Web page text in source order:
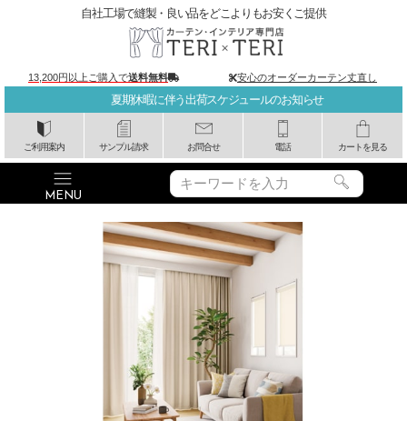
夏期休暇に伴う出荷スケジュールのお知らせ
ご利用案内 サンプル請求 お問合せ 電話 カートを見る
自社工場で縫製・良い品をどこよりもお安くご提供
13,200円以上ご購入で送料無料 安心のオーダーカーテン丈直し